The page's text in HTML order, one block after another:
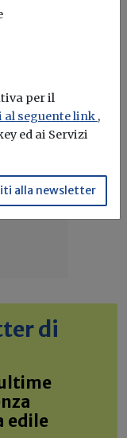
di
edile
per il
al seguente link ,
ed ai Servizi
alla newsletter